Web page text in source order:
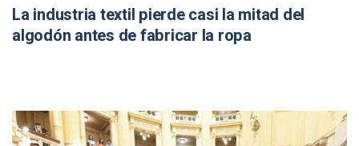
La industria textil pierde casi la mitad del
algodón antes de fabricar la ropa